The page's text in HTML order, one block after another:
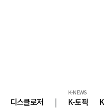
디스클로저 |
K-NEWS
K-토픽